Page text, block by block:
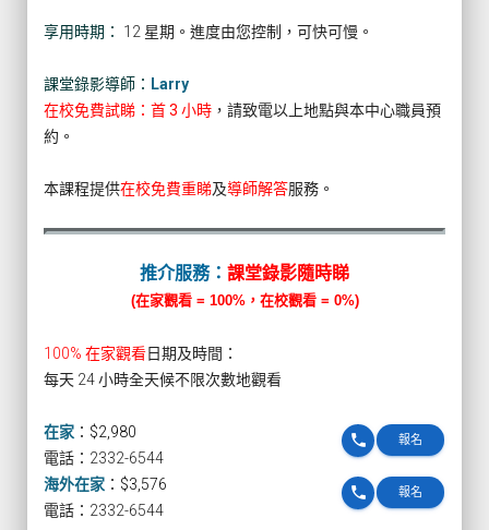
享用時期： 12 星期。進度由您控制，可快可慢。
課堂錄影導師： Larry
在校免費試睇：首 3 小時 ，請致電以上地點與本中心職員預
約。
本課程提供在校免費重睇及導師解答服務。
推介服務： 課堂錄影隨時睇
(在家觀看 = 100%，在校觀看 = 0%)
100% 在家觀看日期及時間：
每天 24 小時全天候不限次數地觀看
在家 ： $2,980 報名
phone
電話：2332-6544
海外在家 ： $3,576 報名
phone
電話：2332-6544